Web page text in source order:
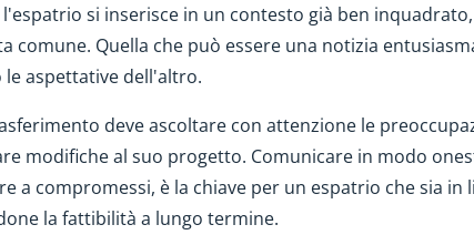
si inserisce in un contesto già ben
comune. Quella che può essere una notizia
aspettative dell'altro.
deve ascoltare con attenzione le
modifiche al suo progetto. Comunicare in modo
a compromessi, è la chiave per un espatrio che sia in
la fattibilità a lungo termine.